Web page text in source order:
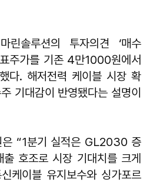
린솔루션의 투자의견 ‘매수
주가를 기존 4만1000원에서
다. 해저전력 케이블 시장 확
기대감이 반영됐다는 설명이
은 “1분기 실적은 GL2030 증
호조로 시장 기대치를 크게
케이블 유지보수와 싱가포르